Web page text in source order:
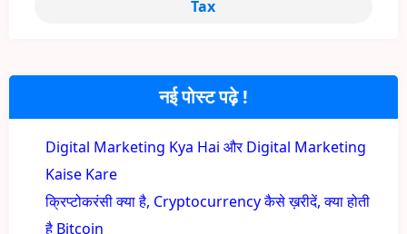
नई पोस्ट पढ़े !
Digital Marketing Kya Hai और Digital Marketing
Kaise Kare
क्रिप्टोकरंसी क्या है, Cryptocurrency कैसे ख़रीदें, क्या होती
है Bitcoin
Tax